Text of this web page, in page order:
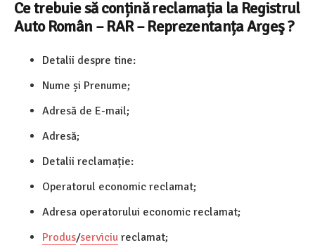
Ce trebuie să conțină reclamația la Registrul
Auto Român – RAR – Reprezentanța Argeş ?
Detalii despre tine:
Nume și Prenume;
Adresă de E-mail;
Adresă;
Detalii reclamație:
Operatorul economic reclamat;
Adresa operatorului economic reclamat;
Produs/serviciu reclamat;